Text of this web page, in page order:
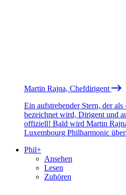
Martin Rajna, Chefdirigent
Ein aufstrebender Stern, der
bezeichnet wird, Dirigent und
offiziell! Bald wird Martin
Luxembourg Philharmonic
Phil+
Ansehen
Lesen
Zuhören